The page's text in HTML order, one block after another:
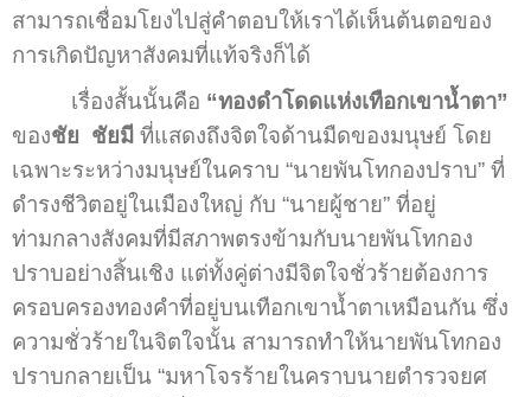
สามารถเชื่อมโยงไปสู่คำตอบให้เราได้เห็นต้นตอของ
การเกิดปัญหาสังคมที่แท้จริงก็ได้
เรื่องสั้นนั้นคือ “ทองดำโดดแห่งเทือกเขาน้ำตา”
ของชัย ชัยมี ที่แสดงถึงจิตใจด้านมืดของมนุษย์ โดย
เฉพาะระหว่างมนุษย์ในคราบ “นายพันโทกองปราบ” ที่
ดำรงชีวิตอยู่ในเมืองใหญ่ กับ “นายผู้ชาย” ที่อยู่
ท่ามกลางสังคมที่มีสภาพตรงข้ามกับนายพันโทกอง
ปราบอย่างสิ้นเชิง แต่ทั้งคู่ต่างมีจิตใจชั่วร้ายต้องการ
ครอบครองทองคำที่อยู่บนเทือกเขาน้ำตาเหมือนกัน ซึ่ง
ความชั่วร้ายในจิตใจนั้น สามารถทำให้นายพันโทกอง
ปราบกลายเป็น “มหาโจรร้ายในคราบนายตำรวจยศ